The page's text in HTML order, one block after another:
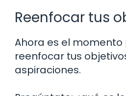
Reenfocar tus
Ahora es el
reenfocar tus
aspiraciones.